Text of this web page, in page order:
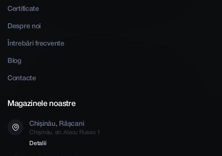
Certificate
Despre noi
Întrebări frecvente
Blog
Contacte
Magazinele noastre
Chișinău, Râșcani
Chișinău, str. Alecu Russo 1
Detalii